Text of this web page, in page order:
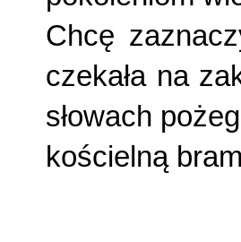
Chcę
czekała na
słowach
kościelną